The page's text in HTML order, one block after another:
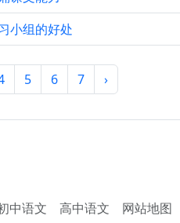
小组的好处
5 6 7 ›
中语文 高中语文 网站地图